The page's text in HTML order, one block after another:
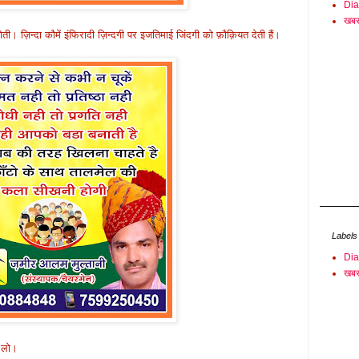
ज़िन्दा कौमें इंफिरादी ज़िन्दगी पर इजतिमाई जिंदगी को फ़ौक़ियत देती हैं।
Labels